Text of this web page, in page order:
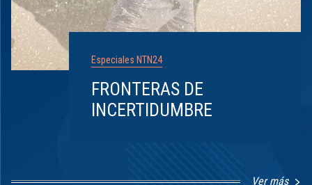
Especiales NTN24
FRONTERAS DE
INCERTIDUMBRE
Ver más